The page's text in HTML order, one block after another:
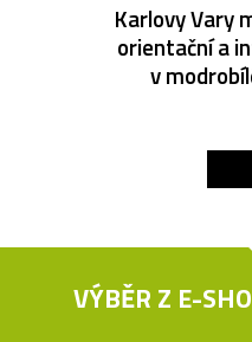
Karlovy Vary
orientační a
v
VÝBĚR Z E-